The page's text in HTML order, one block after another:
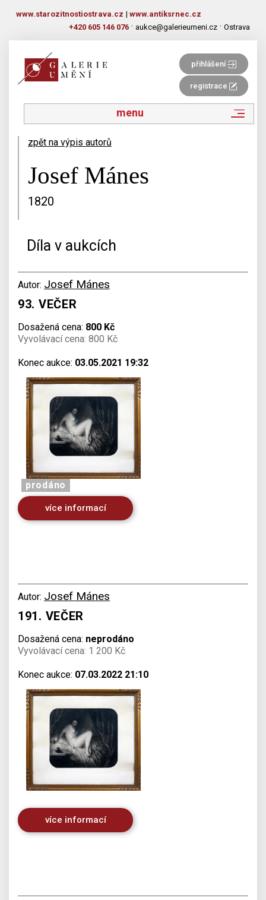
www.starozitnostiostrava.cz | www.antiksrnec.cz
+420 605 146 076 · aukce@galerieumeni.cz · Ostrava
přihlášení
registrace
menu
zpět na výpis autorů
Josef Mánes
1820
Díla v aukcích
Autor: Josef Mánes
93. VEČER
Dosažená cena: 800 Kč
Vyvolávací cena: 800 Kč
Konec aukce: 03.05.2021 19:32
prodáno
více informací
Autor: Josef Mánes
191. VEČER
Dosažená cena: neprodáno
Vyvolávací cena: 1 200 Kč
Konec aukce: 07.03.2022 21:10
více informací